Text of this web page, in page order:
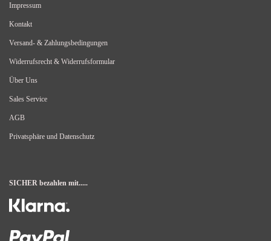
Impressum
Kontakt
Versand- & Zahlungsbedingungen
Widerrufsrecht & Widerrufsformular
Über Uns
Sales Service
AGB
Privatsphäre und Datenschutz
SICHER bezahlen mit.....